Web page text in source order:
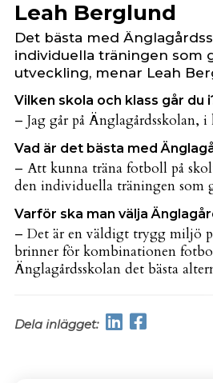
Leah Berglund
Det bästa med
individuella träningen som
utveckling, menar Leah
Vilken skola och klass går du
– Jag går på Änglagårdsskolan, i
Vad är det bästa med
– Att kunna träna fotboll på
den individuella träningen som
Varför ska man välja
– Det är en väldigt trygg miljö
brinner för kombinationen
Änglagårdsskolan det bästa
Dela inlägget: